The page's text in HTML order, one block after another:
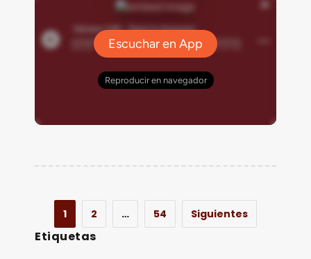
1 2 … 54 Siguientes
Etiquetas